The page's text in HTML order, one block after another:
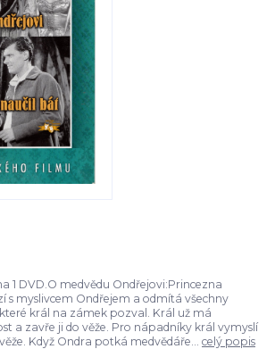
1 DVD.O medvědu Ondřejovi:Princezna
s myslivcem Ondřejem a odmítá všechny
král na zámek pozval. Král už má
a zavře ji do věže. Pro nápadníky král vymyslí
Když Ondra potká medvědáře... celý popis